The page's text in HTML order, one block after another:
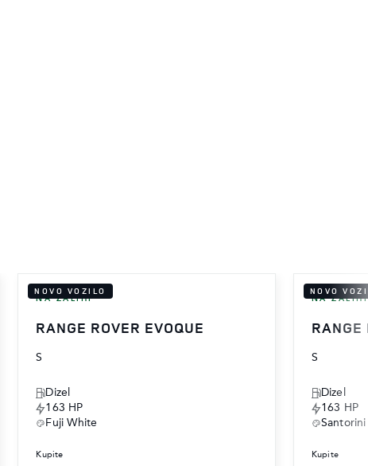
NOVO VOZILO
NA ZALIHI
RANGE ROVER EVOQUE
S
Dizel
163 HP
Fuji White
kupite
NOVO
NA ZALIHI
RANGE
S
Dizel
163 HP
Santorini
kupite